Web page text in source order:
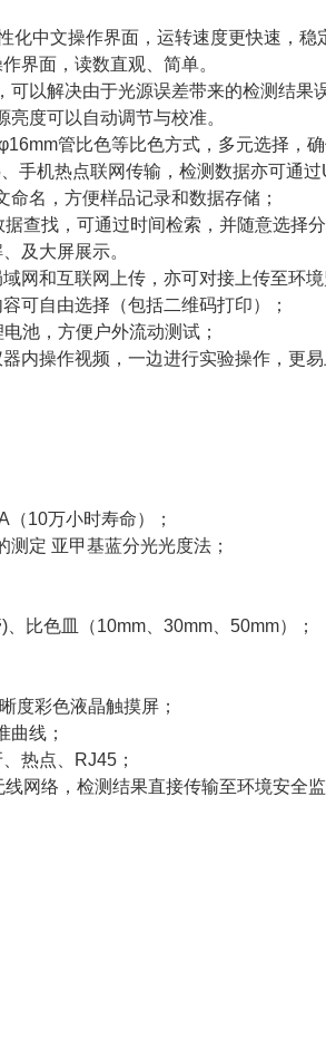
化中文操作界面，运转速度更快速，稳
界面，读数直观、简单。
以解决由于光源误差带来的检测结果
亮度可以自动调节与校准。
管比色等比色方式，多元选择，
手机热点联网传输，检测数据亦可通
命名，方便样品记录和数据存储；
查找，可通过时间检索，并随意选择
及大屏展示。
网和互联网上传，亦可对接上传至环
可自由选择（包括二维码打印）；
池，方便户外流动测试；
内操作视频，一边进行实验操作，更易
（10万小时寿命）；
测定 亚甲基蓝分光光度法；
比色皿（10mm、30mm、50mm）；
度彩色液晶触摸屏；
曲线；
热点、RJ45；
网络，检测结果直接传输至环境安全